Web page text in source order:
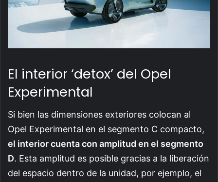
El interior ‘detox’ del Opel
Experimental
Si bien las dimensiones exteriores colocan al
Opel Experimental en el segmento C compacto,
el interior cuenta con amplitud en el segmento
D. Esta amplitud es posible gracias a la liberación
del espacio dentro de la unidad, por ejemplo, el